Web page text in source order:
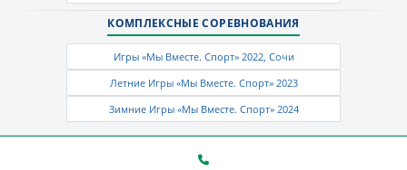
КОМПЛЕКСНЫЕ СОРЕВНОВАНИЯ
Игры «Мы Вместе. Спорт» 2022, Сочи
Летние Игры «Мы Вместе. Спорт» 2023
Зимние Игры «Мы Вместе. Спорт» 2024